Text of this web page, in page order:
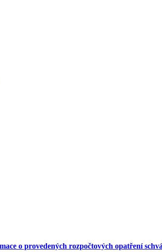
o provedených rozpočtových opatření